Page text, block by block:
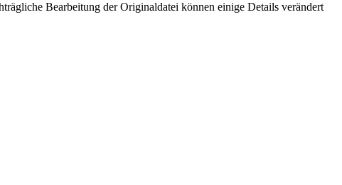
Bearbeitung der Originaldatei können einige Details verändert